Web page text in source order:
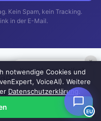
Kein Spam, kein Tracking.
in der E-Mail.
Theme von
notwendige Cookies und
VoiceAI). Weitere
Datenschutzerklärung
EU
×
Kann ich Ihnen helfen?